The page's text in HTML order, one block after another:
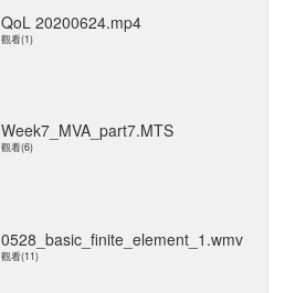
QoL 20200624.mp4
觀看(1)
Week7_MVA_part7.MTS
觀看(6)
0528_basic_finite_element_1.wmv
觀看(11)